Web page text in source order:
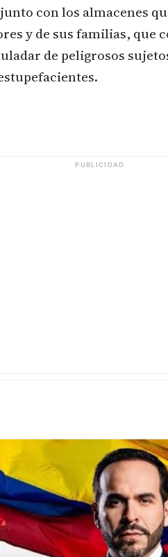
con los almacenes
y de sus familias, que
de peligrosos
PUBLICIDAD